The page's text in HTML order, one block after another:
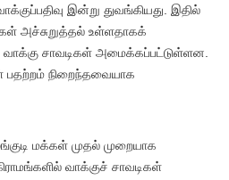
இன்று துவங்கியது. இதில்
அச்சுறுத்தல் உள்ளதாகக்
வாக்கு சாவடிகள் அமைக்கப்பட்டுள்ளன.
பதற்றம் நிறைந்தவையாக
மக்கள் முதல் முறையாக
வாக்குச் சாவடிகள்